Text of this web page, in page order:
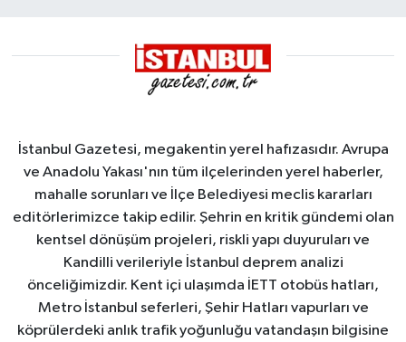
İstanbul Gazetesi, megakentin yerel hafızasıdır. Avrupa
ve Anadolu Yakası'nın tüm ilçelerinden yerel haberler,
mahalle sorunları ve İlçe Belediyesi meclis kararları
editörlerimizce takip edilir. Şehrin en kritik gündemi olan
kentsel dönüşüm projeleri, riskli yapı duyuruları ve
Kandilli verileriyle İstanbul deprem analizi
önceliğimizdir. Kent içi ulaşımda İETT otobüs hatları,
Metro İstanbul seferleri, Şehir Hatları vapurları ve
köprülerdeki anlık trafik yoğunluğu vatandaşın bilgisine